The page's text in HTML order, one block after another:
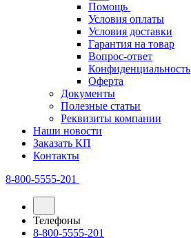
Помощь
Условия оплаты
Условия доставки
Гарантия на товар
Вопрос-ответ
Конфиденциальность
Оферта
Документы
Полезные статьи
Реквизиты компании
Наши новости
Заказать КП
Контакты
8-800-5555-201
Телефоны
8-800-5555-201